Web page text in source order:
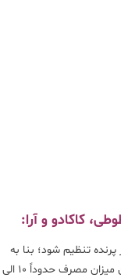
کاکادو و آرا:
تنظیم شود؛ بنا به
شرایط پرنده مقدار مصرف غذا متفاوت است؛ که این میزان مصرف حدوداً ۱۰ الی